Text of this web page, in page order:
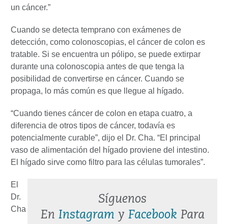
un cáncer.”
Cuando se detecta temprano con exámenes de
detección, como colonoscopias, el cáncer de colon es
tratable. Si se encuentra un pólipo, se puede extirpar
durante una colonoscopia antes de que tenga la
posibilidad de convertirse en cáncer. Cuando se
propaga, lo más común es que llegue al hígado.
“Cuando tienes cáncer de colon en etapa cuatro, a
diferencia de otros tipos de cáncer, todavía es
potencialmente curable”, dijo el Dr. Cha. “El principal
vaso de alimentación del hígado proviene del intestino.
El hígado sirve como filtro para las células tumorales”.
Síguenos
En Instagram y Facebook Para
El
Dr.
Cha